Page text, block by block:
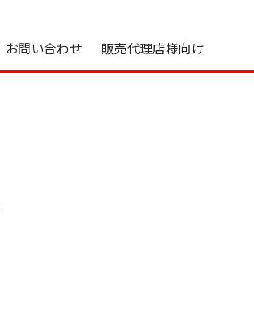
お問い合わせ 販売代理店様向け